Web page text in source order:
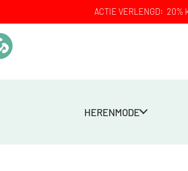
ACTIE VERLENGD:
HERENMODE